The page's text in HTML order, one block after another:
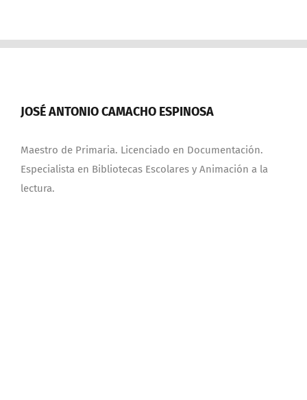
JOSÉ ANTONIO CAMACHO ESPINOSA
Maestro de Primaria. Licenciado en Documentación.
Especialista en Bibliotecas Escolares y Animación a la
lectura.